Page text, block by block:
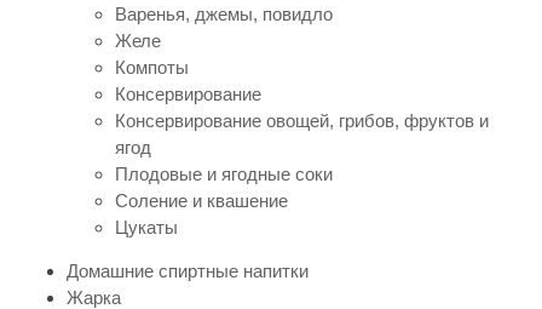
Варенья, джемы, повидло
Желе
Компоты
Консервирование
Консервирование овощей, грибов, фруктов и
ягод
Плодовые и ягодные соки
Соление и квашение
Цукаты
Домашние спиртные напитки
Жарка